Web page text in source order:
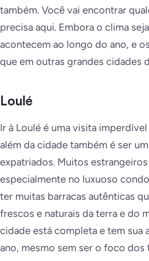
também. Você vai encontrar
precisa aqui. Embora o clima
acontecem ao longo do ano, e
que em outras grandes cidades
Loulé
Ir à Loulé é uma visita
além da cidade também é ser
expatriados. Muitos
especialmente no luxuoso
ter muitas barracas autênticas
frescos e naturais da terra e do
cidade está completa e tem sua
ano, mesmo sem ser o foco dos